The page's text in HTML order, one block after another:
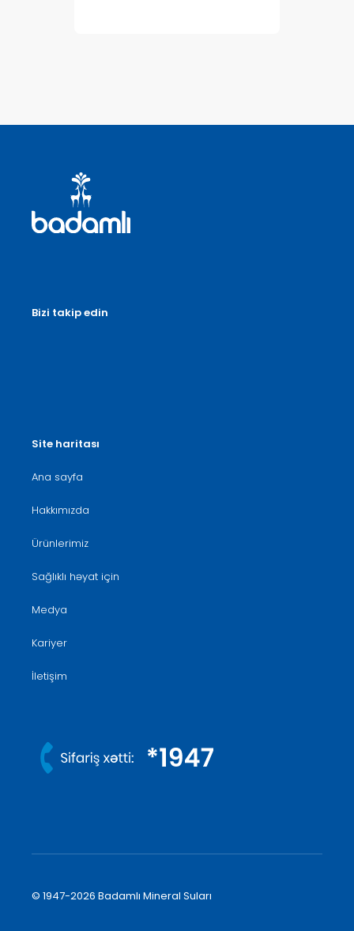
Site haritası
Ana sayfa
Hakkımızda
Ürünlerimiz
Sağlıklı həyat için
Medya
Kariyer
İletişim
Bizi takip edin
© 1947-2026 Badamlı Mineral Suları